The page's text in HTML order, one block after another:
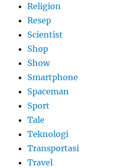
Religion
Resep
Scientist
Shop
Show
Smartphone
Spaceman
Sport
Tale
Teknologi
Transportasi
Travel